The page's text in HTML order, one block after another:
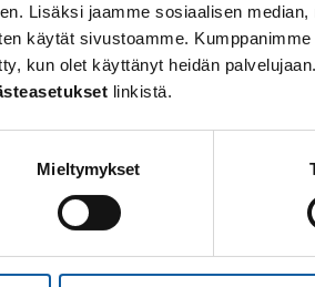
Lisäksi jaamme sosiaalisen
käytät sivustoamme.
kun olet käyttänyt heidän
linkistä.
Mieltymykset
Paimio-TV:n kautta.